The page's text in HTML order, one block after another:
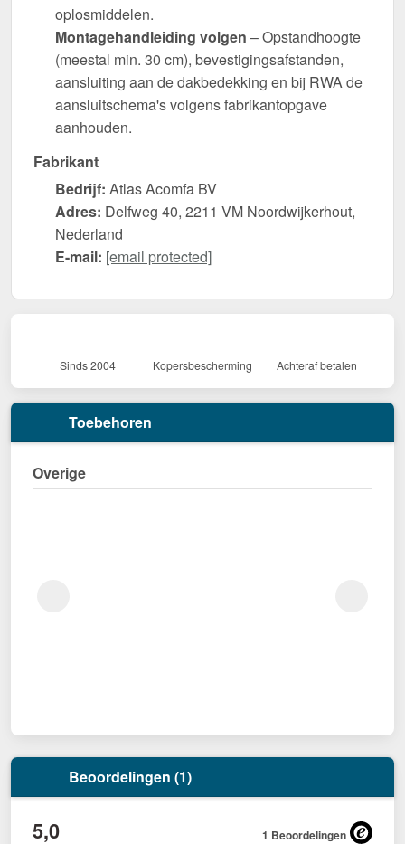
oplosmiddelen.
Montagehandleiding volgen – Opstandhoogte
(meestal min. 30 cm), bevestigingsafstanden,
aansluiting aan de dakbedekking en bij RWA de
aansluitschema's volgens fabrikantopgave
aanhouden.
Fabrikant
Bedrijf: Atlas Acomfa BV
Adres: Delfweg 40, 2211 VM Noordwijkerhout,
Nederland
E-mail: [email protected]
Sinds 2004 Kopersbescherming Achteraf betalen
Toebehoren
Overige
Beoordelingen (1)
5,0 1 Beoordelingen